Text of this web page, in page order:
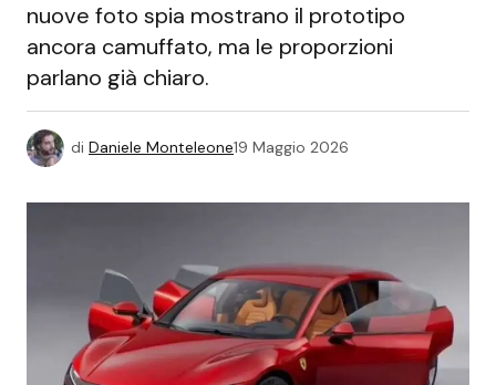
nuove foto spia mostrano il prototipo
ancora camuffato, ma le proporzioni
parlano già chiaro.
di Daniele Monteleone19 Maggio 2026